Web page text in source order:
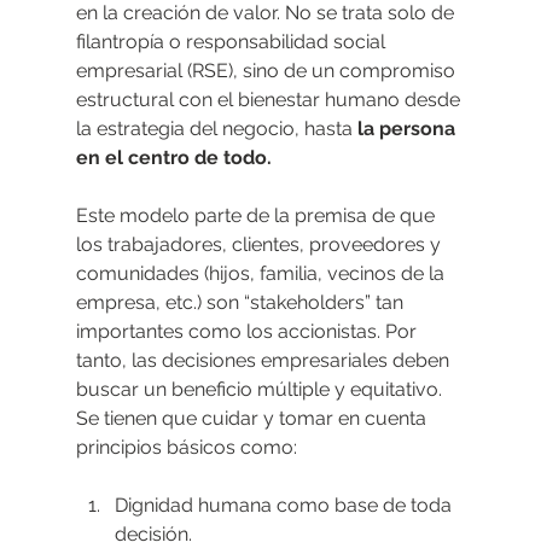
en la creación de valor. No se trata solo de
filantropía o responsabilidad social
empresarial (RSE), sino de un compromiso
estructural con el bienestar humano desde
la estrategia del negocio, hasta la persona
en el centro de todo.
Este modelo parte de la premisa de que
los trabajadores, clientes, proveedores y
comunidades (hijos, familia, vecinos de la
empresa, etc.) son “stakeholders” tan
importantes como los accionistas. Por
tanto, las decisiones empresariales deben
buscar un beneficio múltiple y equitativo.
Se tienen que cuidar y tomar en cuenta
principios básicos como:
Dignidad humana como base de toda
decisión.